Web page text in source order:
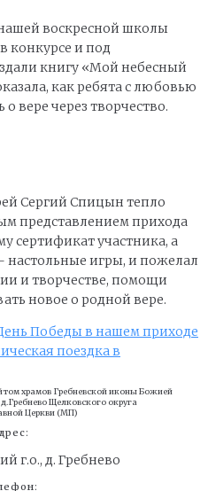
воскресной школы
конкурсе и под
книгу «Мой небесный
как ребята с любовью
о вере через творчество.
Сергий Спицын тепло
представлением прихода
сертификат участника, а
игры, и пожелал
и творчестве, помощи
новое о родной вере.
Победы в нашем приходе
поездка в
храмов Гребневской иконы Божией
Щелковского округа
Церкви (МП)
г.о., д. Гребнево